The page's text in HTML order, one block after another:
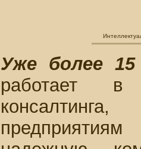
Уже более
работает в